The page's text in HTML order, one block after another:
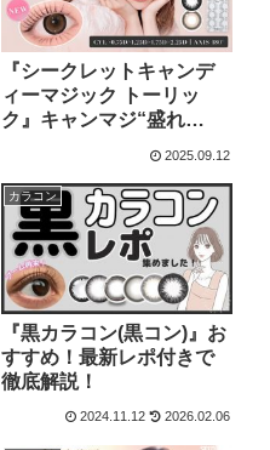
『シークレットキャンデ
ィーマジック トーリッ
ク』キャンマジ“盛れ
乱視で登場！全色レポ付
きで徹底解説！
2025.09.12
カラコン
『黒カラコン(黒コン)』お
すすめ！最新レポ付きで
徹底解説！
2024.11.12 2026.02.06